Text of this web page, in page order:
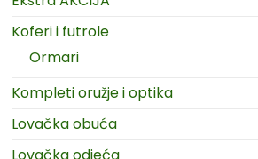
Koferi i futrole
Ormari
Kompleti oružje i optika
Lovačka obuća
Lovačka odjeća